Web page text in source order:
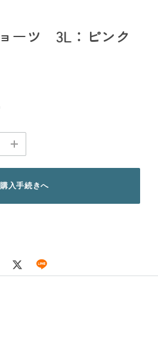
ーツ 3L：ピンク
購入手続きへ